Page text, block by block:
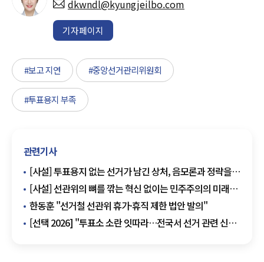
dkwndl@kyungjeilbo.com
기자페이지
#보고 지연 #중앙선거관리위원회
#투표용지 부족
관련기사
[사설] 투표용지 없는 선거가 남긴 상처, 음모론과 정략을
넘어 시스템 개혁이 먼저다
[사설] 선관위의 뼈를 깎는 혁신 없이는 민주주의의 미래도
없다
한동훈 "선거철 선관위 휴가·휴직 제한 법안 발의"
[선택 2026] "투표소 소란 잇따라…전국서 선거 관련 신고